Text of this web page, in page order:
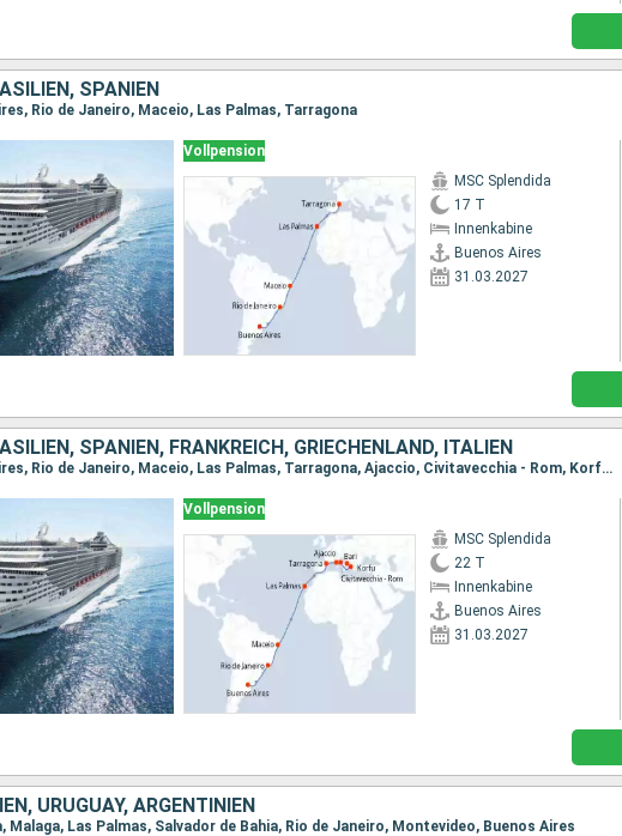
SPANIEN
Rio de Janeiro, Maceio, Las Palmas, Tarragona
Vollpension
MSC Splendida
17 T
Innenkabine
Buenos Aires
31.03.2027
SPANIEN, FRANKREICH, GRIECHENLAND, ITALIEN
Reiseroute : Buenos Aires, Rio de Janeiro, Maceio, Las Palmas, Tarragona, Ajaccio, Civitavecchia - Rom, Korfu, Bari
Vollpension
MSC Splendida
22 T
Innenkabine
Buenos Aires
31.03.2027
URUGUAY, ARGENTINIEN
Malaga, Las Palmas, Salvador de Bahia, Rio de Janeiro, Montevideo, Buenos Aires